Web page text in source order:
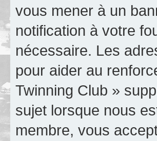
vous mener à un
notification à votre
nécessaire. Les
pour aider au
Twinning Club »
sujet lorsque nous
membre, vous